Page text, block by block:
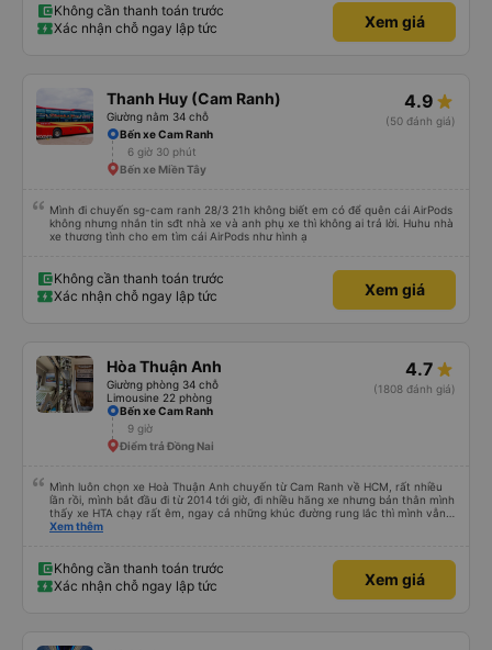
(nên dùng Google Translate và đưa cho họ đọc) để được hỗ trợ tìm xe đưa
đón. Bạn không nên tin những người mặc áo Grab mời bạn đi xe bên ngoài.
Nói về chất lượng xe thì tuyệt vời, xe được làm theo kiểu cabin với thiết kế
Không cần thanh toán trước
Xác nhận chỗ ngay lập tức
Xem giá
Thanh Huy (Cam Ranh)
Giường nằm 34 chỗ
4.9
(50 đánh giá)
Bến xe Cam Ranh
6 giờ 30 phút
Bến xe Miền Tây
Mình đi chuyến sg-cam ranh 28/3 21h không biết em có để quên cái AirPods
không nhưng nhắn tin sđt nhà xe và anh phụ xe thì không ai trả lời. Huhu nhà
xe thương tình cho em tìm cái AirPods như hình ạ
Không cần thanh toán trước
Xác nhận chỗ ngay lập tức
Xem giá
Hòa Thuận Anh
Giường phòng 34 chỗ
Limousine 22 phòng
4.7
(1808 đánh giá)
Bến xe Cam Ranh
9 giờ
Điểm trả Đồng Nai
Mình luôn chọn xe Hoà Thuận Anh chuyến từ Cam Ranh về HCM, rất nhiều
lần rồi, mình bắt đầu đi từ 2014 tới giờ, đi nhiều hãng xe nhưng bản thân mình
thấy xe HTA chạy rất êm, ngay cả những khúc đường rung lắc thì mình vẫn
cảm thấy êm, mượt hơn những xe khác. Xe sạch sẽ, mùi ko khó chịu, ví dụ
Xem thêm
Không cần thanh toán trước
Xác nhận chỗ ngay lập tức
Xem giá